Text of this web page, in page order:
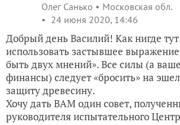
Олег Санько
Московская обл.
24 июня 2020, 14:46
Добрый день Василий! Как нигде
использовать застывшее
быть двух мнений». Все силы (а
финансы) следует «бросить» на
защиту древесину.
Хочу дать ВАМ один совет,
руководителя испытательного